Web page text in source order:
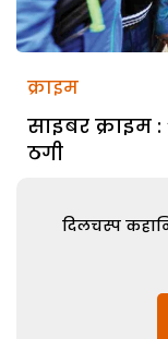
क्राइम
साइबर क्राइम
ठगी
दिलचस्प